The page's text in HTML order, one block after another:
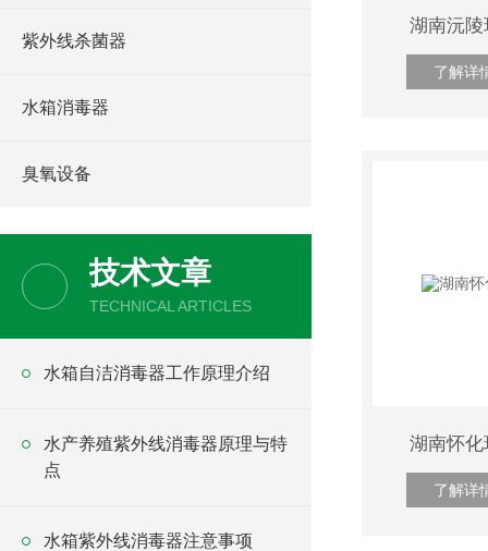
紫外线杀菌器
水箱消毒器
臭氧设备
技术文章
TECHNICAL ARTICLES
水箱自洁消毒器工作原理介绍
水产养殖紫外线消毒器原理与特
点
水箱紫外线消毒器注意事项
湖南沅
了解详
湖南怀
了解详